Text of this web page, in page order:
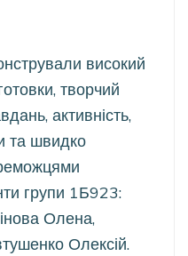
високий
творчий
активність,
та швидко
групи 1Б923:
Олена,
Олексій.